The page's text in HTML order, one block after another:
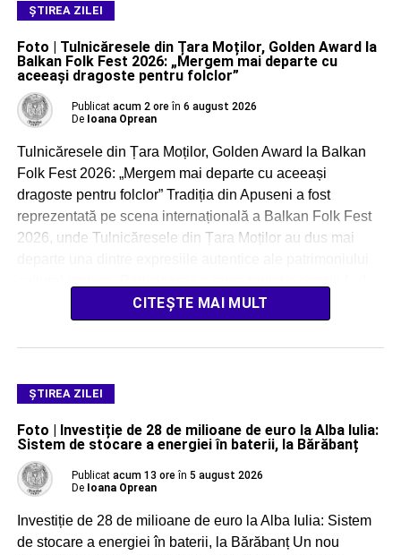
ŞTIREA ZILEI
Foto | Tulnicăresele din Țara Moților, Golden Award la
Balkan Folk Fest 2026: „Mergem mai departe cu
aceeași dragoste pentru folclor”
Publicat acum 2 ore în 6 august 2026
De Ioana Oprean
Tulnicăresele din Țara Moților, Golden Award la Balkan
Folk Fest 2026: „Mergem mai departe cu aceeași
dragoste pentru folclor” Tradiția din Apuseni a fost
reprezentată pe scena internațională a Balkan Folk Fest
2026, unde Tulnicăresele din Țara Moților au dus mai
CITEȘTE MAI MULT
ŞTIREA ZILEI
Foto | Investiție de 28 de milioane de euro la Alba Iulia:
Sistem de stocare a energiei în baterii, la Bărăbanț
Publicat acum 13 ore în 5 august 2026
De Ioana Oprean
Investiție de 28 de milioane de euro la Alba Iulia: Sistem
de stocare a energiei în baterii, la Bărăbanț Un nou